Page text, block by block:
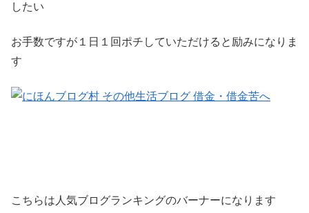
したい
お手数ですが１日１回ポチしていただけると励みになりま
す
こちらは人気ブログランキングのバーナーになります